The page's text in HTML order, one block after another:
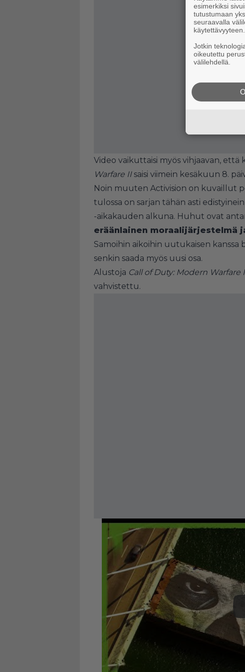
Video vaikuttaisi myös vihjaavan,
Warfare II saisi viimein kesäkuun 8.
Noin muuten Activision on kuvaillut
tulossa on sarjan tähän asti
-aikakauden alkuna. Huhut ovat
eräänlainen moraalijärjestelmä
Samoihin aikoihin uutukaisen kanssa
senkin saada myös uusi osa.
Alustoja Call of Duty: Modern Warfare
vahvistettu.
esimerkiksi
tutustumaan
seuraavalla
käytettävyyteen.
Jotkin
oikeutettu
välilehdellä.